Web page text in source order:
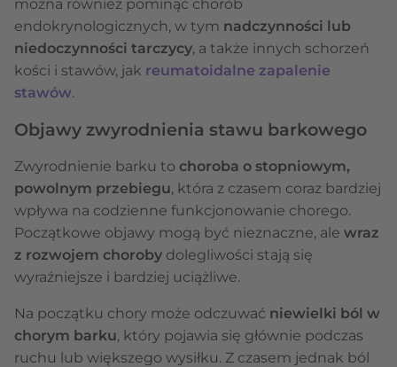
można również pominąć chorób
endokrynologicznych, w tym nadczynności lub
niedoczynności tarczycy, a także innych schorzeń
kości i stawów, jak reumatoidalne zapalenie
stawów.
Objawy zwyrodnienia stawu barkowego
Zwyrodnienie barku to choroba o stopniowym,
powolnym przebiegu, która z czasem coraz bardziej
wpływa na codzienne funkcjonowanie chorego.
Początkowe objawy mogą być nieznaczne, ale wraz
z rozwojem choroby dolegliwości stają się
wyraźniejsze i bardziej uciążliwe.
Na początku chory może odczuwać niewielki ból w
chorym barku, który pojawia się głównie podczas
ruchu lub większego wysiłku. Z czasem jednak ból